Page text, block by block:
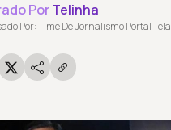
PorTelinha
Por: Time De Jornalismo Portal Tela